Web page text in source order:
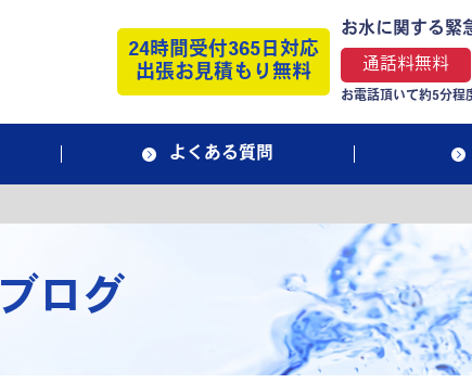
24時間受付365日対応
出張お見積もり無料
お水に関する緊
通話料無料
お電話頂いて約5分程
よくある質問
ブログ